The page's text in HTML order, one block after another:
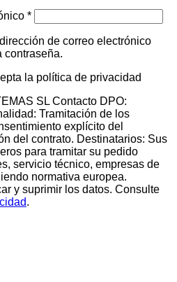
*Obligatorio
de correo electrónico
contraseña.
la política de privacidad
SL Contacto DPO:
Tramitación de los
explícito del
del contrato. Destinatarios: Sus
para tramitar su pedido
servicio técnico, empresas de
normativa europea.
y suprimir los datos. Consulte
.